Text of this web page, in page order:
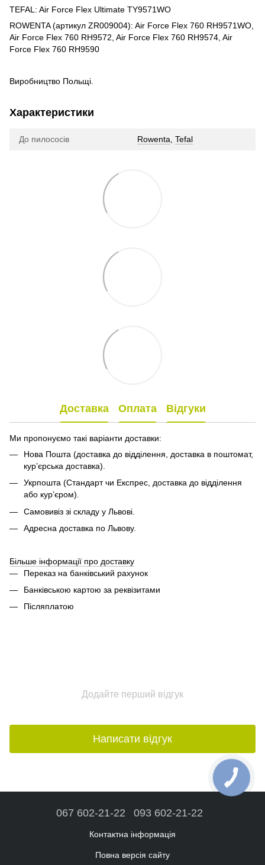
TEFAL: Air Force Flex Ultimate TY9571WO
ROWENTA (артикул ZR009004): Air Force Flex 760 RH9571WO,
Air Force Flex 760 RH9572, Air Force Flex 760 RH9574, Air
Force Flex 760 RH9590
Виробництво Польщі.
Характеристики
До пилососів Rowenta Tefal
Доставка Оплата Відгуки
Ми пропонуємо такі варіанти доставки:
Нова Пошта (доставка до відділення, доставка в поштомат,
кур’єрська доставка).
Укрпошта (Стандарт чи Експрес, доставка до відділення
або кур’єром).
Самовивіз зі складу у Львові.
Адресна доставка по Львову.
Більше інформації про доставку
Переказ на банківський рахунок
Банківською картою за реквізитами
Післяплатою
Додайте перший відгук
Написати відгук
067 602-21-22 093 602-21-22
Контактна інформація
Повна версія сайту